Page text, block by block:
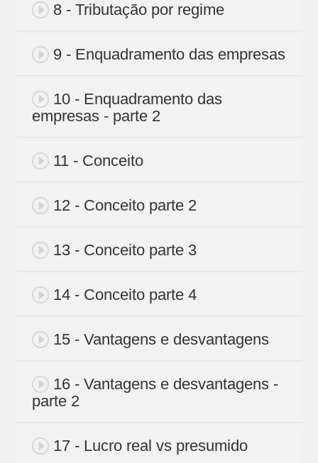
8 - Tributação por regime
9 - Enquadramento das empresas
10 - Enquadramento das
empresas - parte 2
11 - Conceito
12 - Conceito parte 2
13 - Conceito parte 3
14 - Conceito parte 4
15 - Vantagens e desvantagens
16 - Vantagens e desvantagens -
parte 2
17 - Lucro real vs presumido